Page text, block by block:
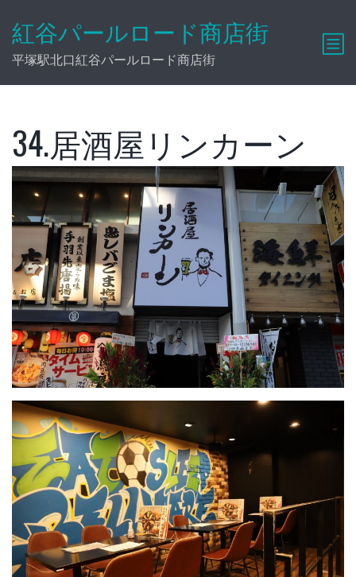
紅谷パールロード商店街
平塚駅北口紅谷パールロード商店街
34.居酒屋リンカーン